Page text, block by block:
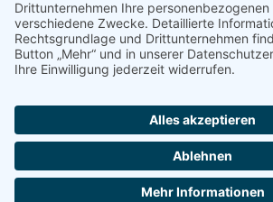
Android Android Phone Anwendung App Apple
Entwicklung Google Handy Internet Plattform
Copyright 2004 - 2026 byseekXL- Die Meta